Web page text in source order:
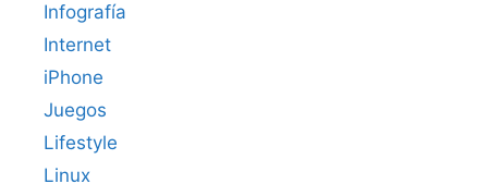
Infografía
Internet
iPhone
Juegos
Lifestyle
Linux